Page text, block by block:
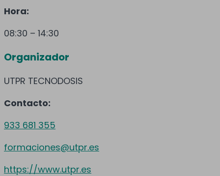
Hora:
08:30 – 14:30
Organizador
UTPR TECNODOSIS
Contacto:
933 681 355
formaciones@utpr.es
https://www.utpr.es